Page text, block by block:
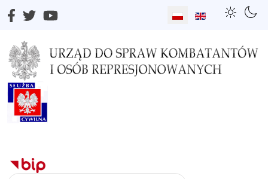
Wybierz swój język